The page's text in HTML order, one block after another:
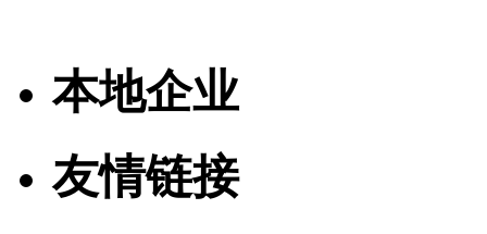
本地企业
友情链接